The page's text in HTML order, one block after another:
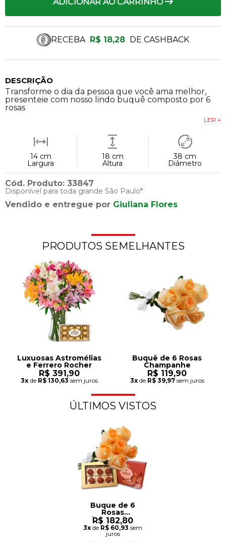
DESCRIÇÃO
Transforme o dia da pessoa que você ama melhor,
presenteie com nosso lindo buquê composto por 6
rosas
LER +
14 cm
Largura
18 cm
Altura
38 cm
Diâmetro
Cód. Produto: 33847
Disponível para toda grande São Paulo*
Vendido e entregue por Giuliana Flores
RECEBA R$ 18,28 DE CASHBACK
PRODUTOS SEMELHANTES
Luxuosas Astromélias
e Ferrero Rocher
R$ 391,90
3xde R$ 130,63 sem juros
Buquê de 6 Rosas
Champanhe
R$ 119,90
3xde R$ 39,97sem juros
ÚLTIMOS VISTOS
Buque de 6
Rosas
Champanhe e
Caixa de
Chocolate Giu
R$ 182,80
3xde R$ 60,93 sem
juros